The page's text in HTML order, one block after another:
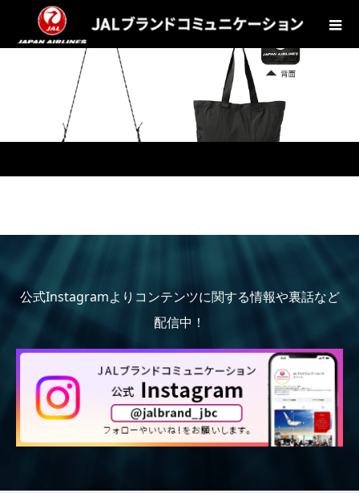
公式Instagramよりコンテンツに関する情報や裏話など
配信中！